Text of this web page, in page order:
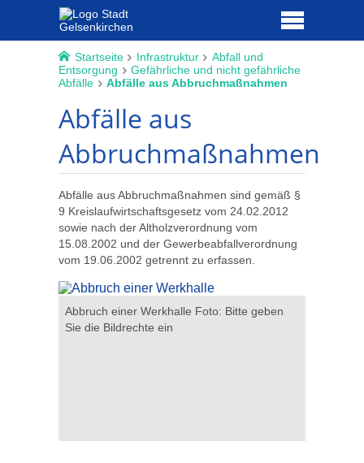
Startseite Infrastruktur
Abfall und
Entsorgung
Gefährliche und nicht gefährliche
Abfälle
Abfälle aus Abbruchmaßnahmen
Abfälle aus
Abbruchmaßnahmen
Abfälle aus Abbruchmaßnahmen sind gemäß §
9 Kreislaufwirtschaftsgesetz vom 24.02.2012
sowie nach der Altholzverordnung vom
15.08.2002 und der Gewerbeabfallverordnung
vom 19.06.2002 getrennt zu erfassen.
Abbruch einer Werkhalle Foto: Bitte geben
Sie die Bildrechte ein